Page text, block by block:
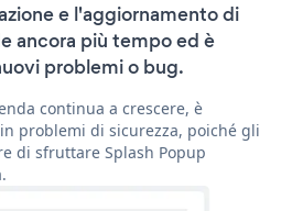
e l'aggiornamento di
ancora più tempo ed è
problemi o bug.
continua a crescere, è
problemi di sicurezza, poiché gli
di sfruttare Splash Popup